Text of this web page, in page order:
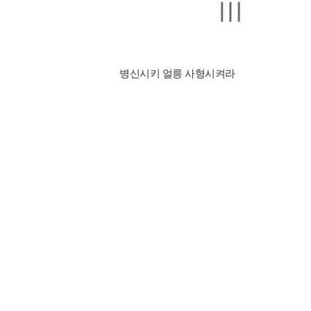
병신시키 얼릉 사형시켜라